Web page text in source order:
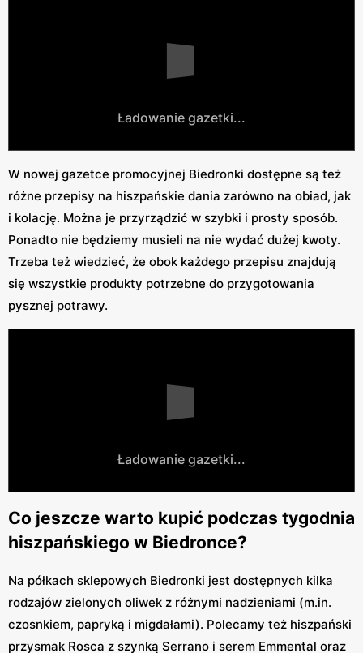
Ładowanie gazetki...
W nowej gazetce promocyjnej Biedronki dostępne są też
różne przepisy na hiszpańskie dania zarówno na obiad, jak
i kolację. Można je przyrządzić w szybki i prosty sposób.
Ponadto nie będziemy musieli na nie wydać dużej kwoty.
Trzeba też wiedzieć, że obok każdego przepisu znajdują
się wszystkie produkty potrzebne do przygotowania
pysznej potrawy.
Ładowanie gazetki...
Co jeszcze warto kupić podczas tygodnia
hiszpańskiego w Biedronce?
Na półkach sklepowych Biedronki jest dostępnych kilka
rodzajów zielonych oliwek z różnymi nadzieniami (m.in.
czosnkiem, papryką i migdałami). Polecamy też hiszpański
przysmak Rosca z szynką Serrano i serem Emmental oraz